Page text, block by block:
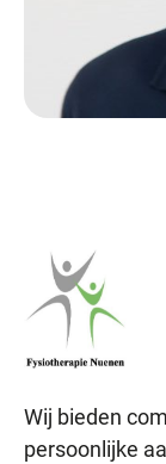
Wij bieden
persoonlijke